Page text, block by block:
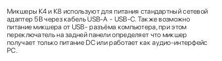
Микшеры К4 и К8 используют для питания стандартный сетевой
адаптер 5В через кабель USB-A - USB-C. Также возможно
питание микшера от USB- разъёма компьютера, при этом
переключатель на задней панели определяет что микшер
получает только питание DC или работает как аудио-интерфейс
PC.